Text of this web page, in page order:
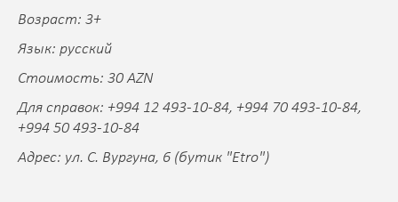
Возраст: 3+
Язык: русский
Стоимость: 30 AZN
Для справок: +994 12 493-10-84, +994 70 493-10-84,
+994 50 493-10-84
Адрес: ул. С. Вургуна, 6 (бутик "Etro")